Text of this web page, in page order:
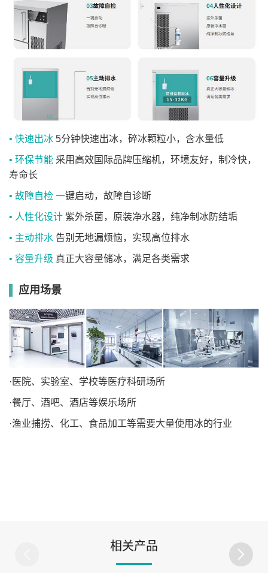
• 快速出冰 5分钟快速出冰，碎冰颗粒小，含水量低
• 环保节能 采用高效国际品牌压缩机，环境友好，制冷快，
寿命长
• 故障自检 一键启动，故障自诊断
• 人性化设计 紫外杀菌，原装净水器，纯净制冰防结垢
• 主动排水 告别无地漏烦恼，实现高位排水
• 容量升级 真正大容量储冰，满足各类需求
应用场景
·医院、实验室、学校等医疗科研场所
·餐厅、酒吧、酒店等娱乐场所
·渔业捕捞、化工、食品加工等需要大量使用冰的行业
相关产品